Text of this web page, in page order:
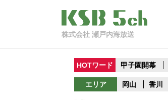
株式会社 瀬戸内海放送
HOTワード 甲子園開幕
エリア 岡山 香川